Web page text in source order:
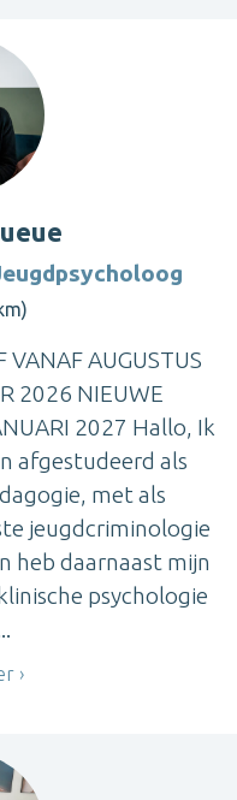
VANAF AUGUSTUS
2026 NIEUWE
2027 Hallo, Ik
afgestudeerd als
met als
jeugdcriminologie
heb daarnaast mijn
psychologie